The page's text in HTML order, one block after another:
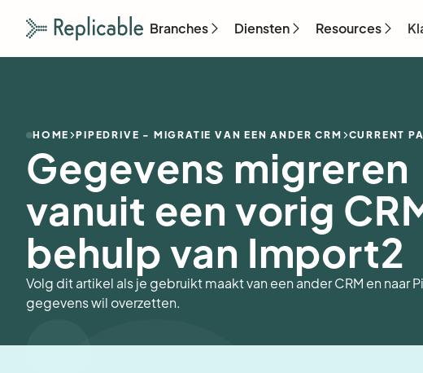
Branches Diensten Resources
HOME PIPEDRIVE - MIGRATIE VAN EEN ANDER CRM CURRENT
Gegevens migreren
vanuit een vorig
behulp van Import2
Volg dit artikel als je gebruikt maakt van een ander CRM en naar
gegevens wil overzetten.